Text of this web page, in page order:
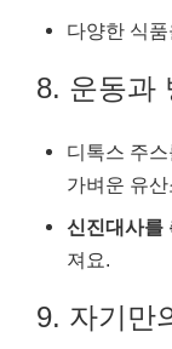
다양한 식
8. 운동과
디톡스 주
가벼운 유
신진대사를
져요.
9. 자기만